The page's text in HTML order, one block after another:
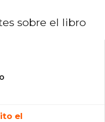
sobre el libro
el